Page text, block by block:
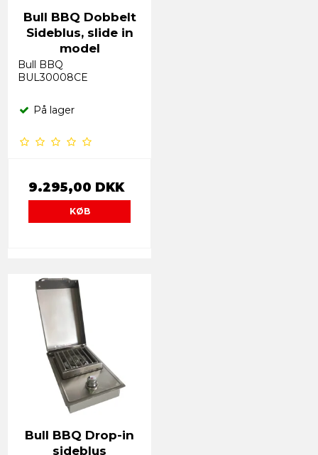
Bull BBQ Dobbelt
Sideblus, slide in
model
Bull BBQ
BUL30008CE
På lager
9.295,00 DKK
KØB
Bull BBQ Drop-in
sideblus